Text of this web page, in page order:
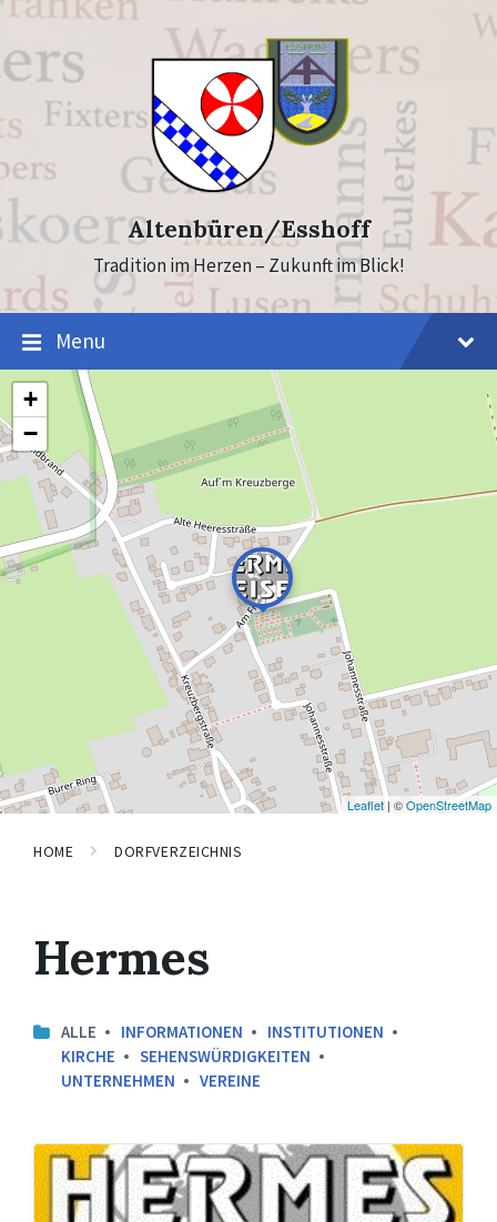
Skip
content
Skip
footer
Altenbüren/Esshoff
Tradition im Herzen – Zukunft im Blick!
Menu
+
−
Leaflet| ©OpenStreetMap
HOME DORFVERZEICHNIS
Hermes
ALLE INFORMATIONEN
INSTITUTIONEN
KIRCHE
SEHENSWÜRDIGKEITEN
UNTERNEHMEN
VEREINE